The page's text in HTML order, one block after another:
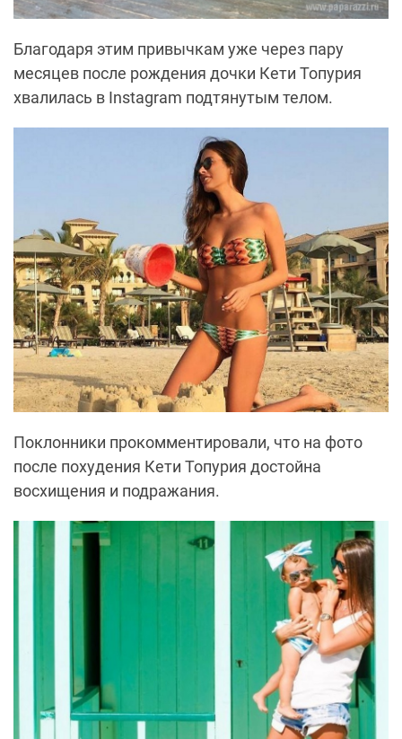
Благодаря этим привычкам уже через пару
месяцев после рождения дочки Кети Топурия
хвалилась в Instagram подтянутым телом.
Поклонники прокомментировали, что на фото
после похудения Кети Топурия достойна
восхищения и подражания.